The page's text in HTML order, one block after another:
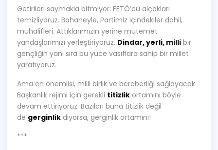
Getirileri saymakla bitmiyor: FETÖ’cü alçakları
temizliyoruz. Bahaneyle, Partimiz içindekiler dahil,
muhalifleri. Attıklarımızın yerine mutemet
yandaşlarımızı yerleştiriyoruz. Dindar, yerli, milli bir
gençliğin yanı sıra bu yüce vasıflara sahip bir millet
yaratıyoruz.
Ama en önemlisi, milli birlik ve beraberliği sağlayacak
Başkanlık rejimi için gerekli titizlik ortamını böyle
devam ettiriyoruz. Bazıları buna titizlik değil
de gerginlik diyorsa, gerginlik ortamını!
***